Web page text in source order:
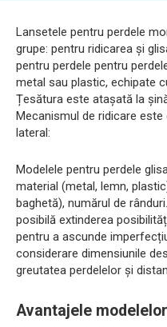
Lansetele pentru perdele
grupe: pentru ridicarea și
pentru perdele pentru
metal sau plastic, echipate
Țesătura este atașată la
Mecanismul de ridicare
lateral:
Modelele pentru perdele
material (metal, lemn,
baghetă), numărul de
posibilă extinderea
pentru a ascunde
considerare dimensiunile
greutatea perdelelor și
Avantajele